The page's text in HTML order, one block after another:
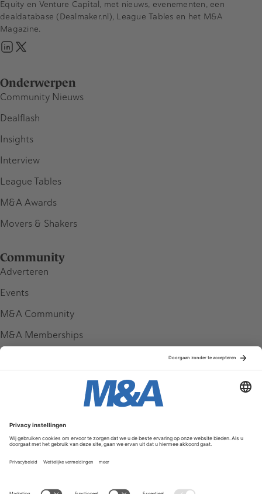
Onderwerpen
Community Nieuws
Dealflash
Insights
Interview
League Tables
M&A Awards
Movers & Shakers
Community
Adverteren
Events
M&A Community
M&A Memberships
Service & Contact
Contact
FAQ
Werken bij ons
Equity en Venture Capital, met nieuws, evenementen, een
dealdatabase (Dealmaker.nl), League Tables en het M&A
Magazine.